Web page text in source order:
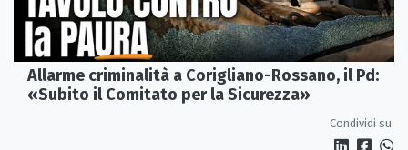
Allarme criminalità a Corigliano-Rossano, il Pd:
«Subito il Comitato per la Sicurezza»
Condividi su: